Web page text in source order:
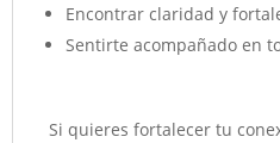
Encontrar claridad y
Sentirte acompañado en
Si quieres fortalecer tu